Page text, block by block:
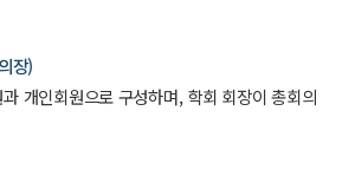
장)
개인회원으로 구성하며, 학회 회장이 총회의